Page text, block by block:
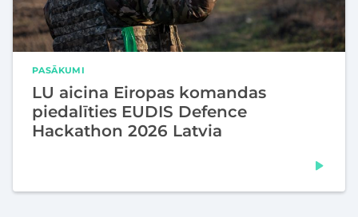
PASĀKUMI
LU aicina Eiropas komandas
piedalīties EUDIS Defence
Hackathon 2026 Latvia